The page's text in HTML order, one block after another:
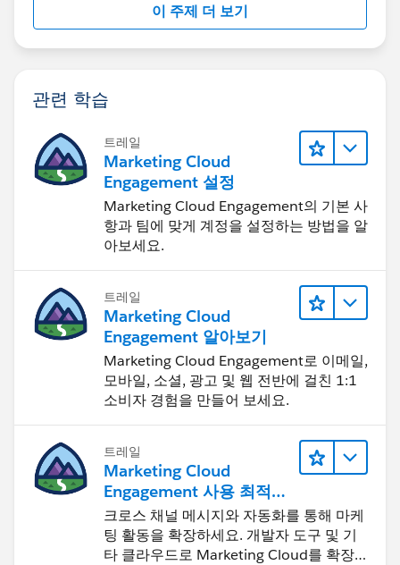
이 주제 더 보기
관련 학습
트레일
Marketing Cloud
Engagement 설정
Marketing Cloud Engagement의 기본 사
항과 팀에 맞게 계정을 설정하는 방법을 알
아보세요.
트레일
Marketing Cloud
Engagement 알아보기
Marketing Cloud Engagement로 이메일,
모바일, 소셜, 광고 및 웹 전반에 걸친 1:1
소비자 경험을 만들어 보세요.
트레일
Marketing Cloud
Engagement 사용 최적화
및 확장
크로스 채널 메시지와 자동화를 통해 마케
팅 활동을 확장하세요. 개발자 도구 및 기
타 클라우드로 Marketing Cloud를 확장